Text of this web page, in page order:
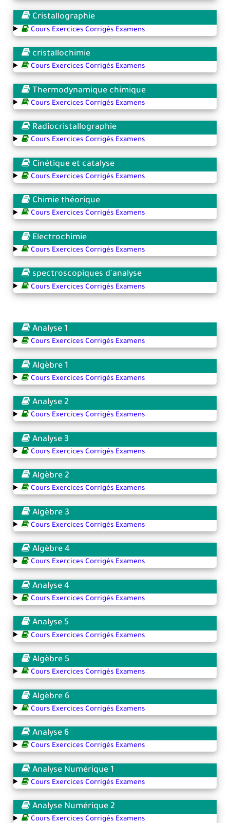
Cristallographie
Cours Exercices Corrigés Examens
cristallochimie
Cours Exercices Corrigés Examens
Thermodynamique chimique
Cours Exercices Corrigés Examens
Radiocristallographie
Cours Exercices Corrigés Examens
Cinétique et catalyse
Cours Exercices Corrigés Examens
Chimie théorique
Cours Exercices Corrigés Examens
Electrochimie
Cours Exercices Corrigés Examens
spectroscopiques d'analyse
Cours Exercices Corrigés Examens
Analyse 1
Cours Exercices Corrigés Examens
Algèbre 1
Cours Exercices Corrigés Examens
Analyse 2
Cours Exercices Corrigés Examens
Analyse 3
Cours Exercices Corrigés Examens
Algèbre 2
Cours Exercices Corrigés Examens
Algèbre 3
Cours Exercices Corrigés Examens
Algèbre 4
Cours Exercices Corrigés Examens
Analyse 4
Cours Exercices Corrigés Examens
Analyse 5
Cours Exercices Corrigés Examens
Algèbre 5
Cours Exercices Corrigés Examens
Algèbre 6
Cours Exercices Corrigés Examens
Analyse 6
Cours Exercices Corrigés Examens
Analyse Numérique 1
Cours Exercices Corrigés Examens
Analyse Numérique 2
Cours Exercices Corrigés Examens